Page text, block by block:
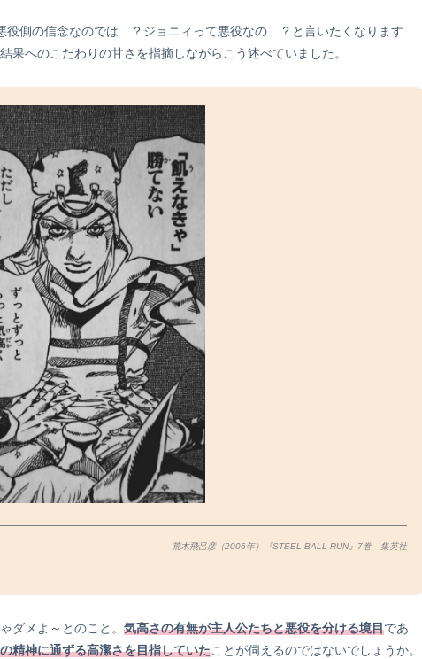
役側の信念なのでは…？ジョニィって悪役なの…？と言いたくなります
果へのこだわりの甘さを指摘しながらこう述べていました。
荒木飛呂彦（2006年）『STEEL BALL RUN』7巻 集英社
ダメよ～とのこと。 気高さの有無が主人公たちと悪役を分ける境目であ
精神に通ずる高潔さを目指していたことが伺えるのではないでしょうか。